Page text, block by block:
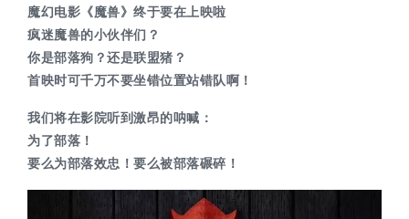
魔幻电影《魔兽》终于要在上映啦
疯迷魔兽的小伙伴们？
你是部落狗？还是联盟猪？
首映时可千万不要坐错位置站错队啊！
我们将在影院听到激昂的呐喊：
为了部落！
要么为部落效忠！要么被部落碾碎！